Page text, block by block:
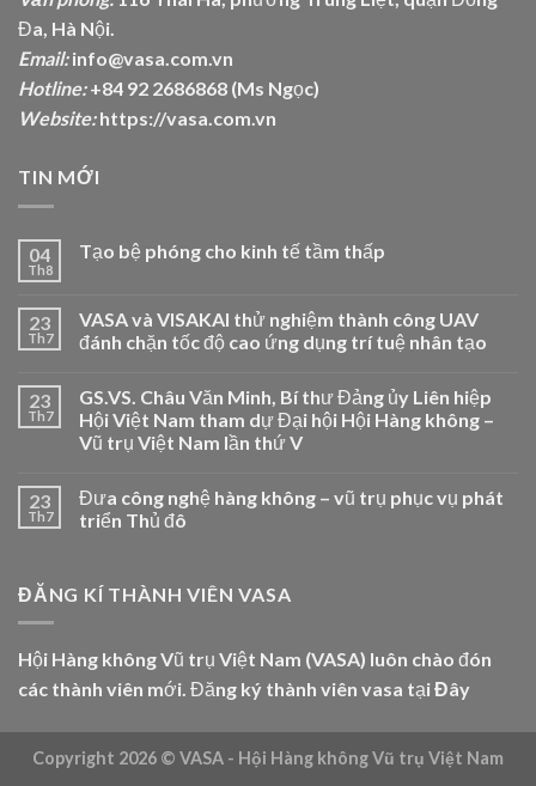
Đa, Hà Nội.
Email:info@vasa.com.vn
Hotline:+84 92 2686868 (Ms Ngọc)
Website: https://vasa.com.vn
TIN MỚI
04
Th8
Tạo bệ phóng cho kinh tế tầm thấp
23
Th7
VASA và VISAKAI thử nghiệm thành công UAV
đánh chặn tốc độ cao ứng dụng trí tuệ nhân tạo
23
Th7
GS.VS. Châu Văn Minh, Bí thư Đảng ủy Liên hiệp
Hội Việt Nam tham dự Đại hội Hội Hàng không –
Vũ trụ Việt Nam lần thứ V
23
Th7
Đưa công nghệ hàng không – vũ trụ phục vụ phát
triển Thủ đô
ĐĂNG KÍ THÀNH VIÊN VASA
Hội Hàng không Vũ trụ Việt Nam (VASA) luôn chào đón
các thành viên mới. Đăng ký thành viên vasa tạiĐây
Copyright 2026 © VASA - Hội Hàng không Vũ trụ Việt Nam